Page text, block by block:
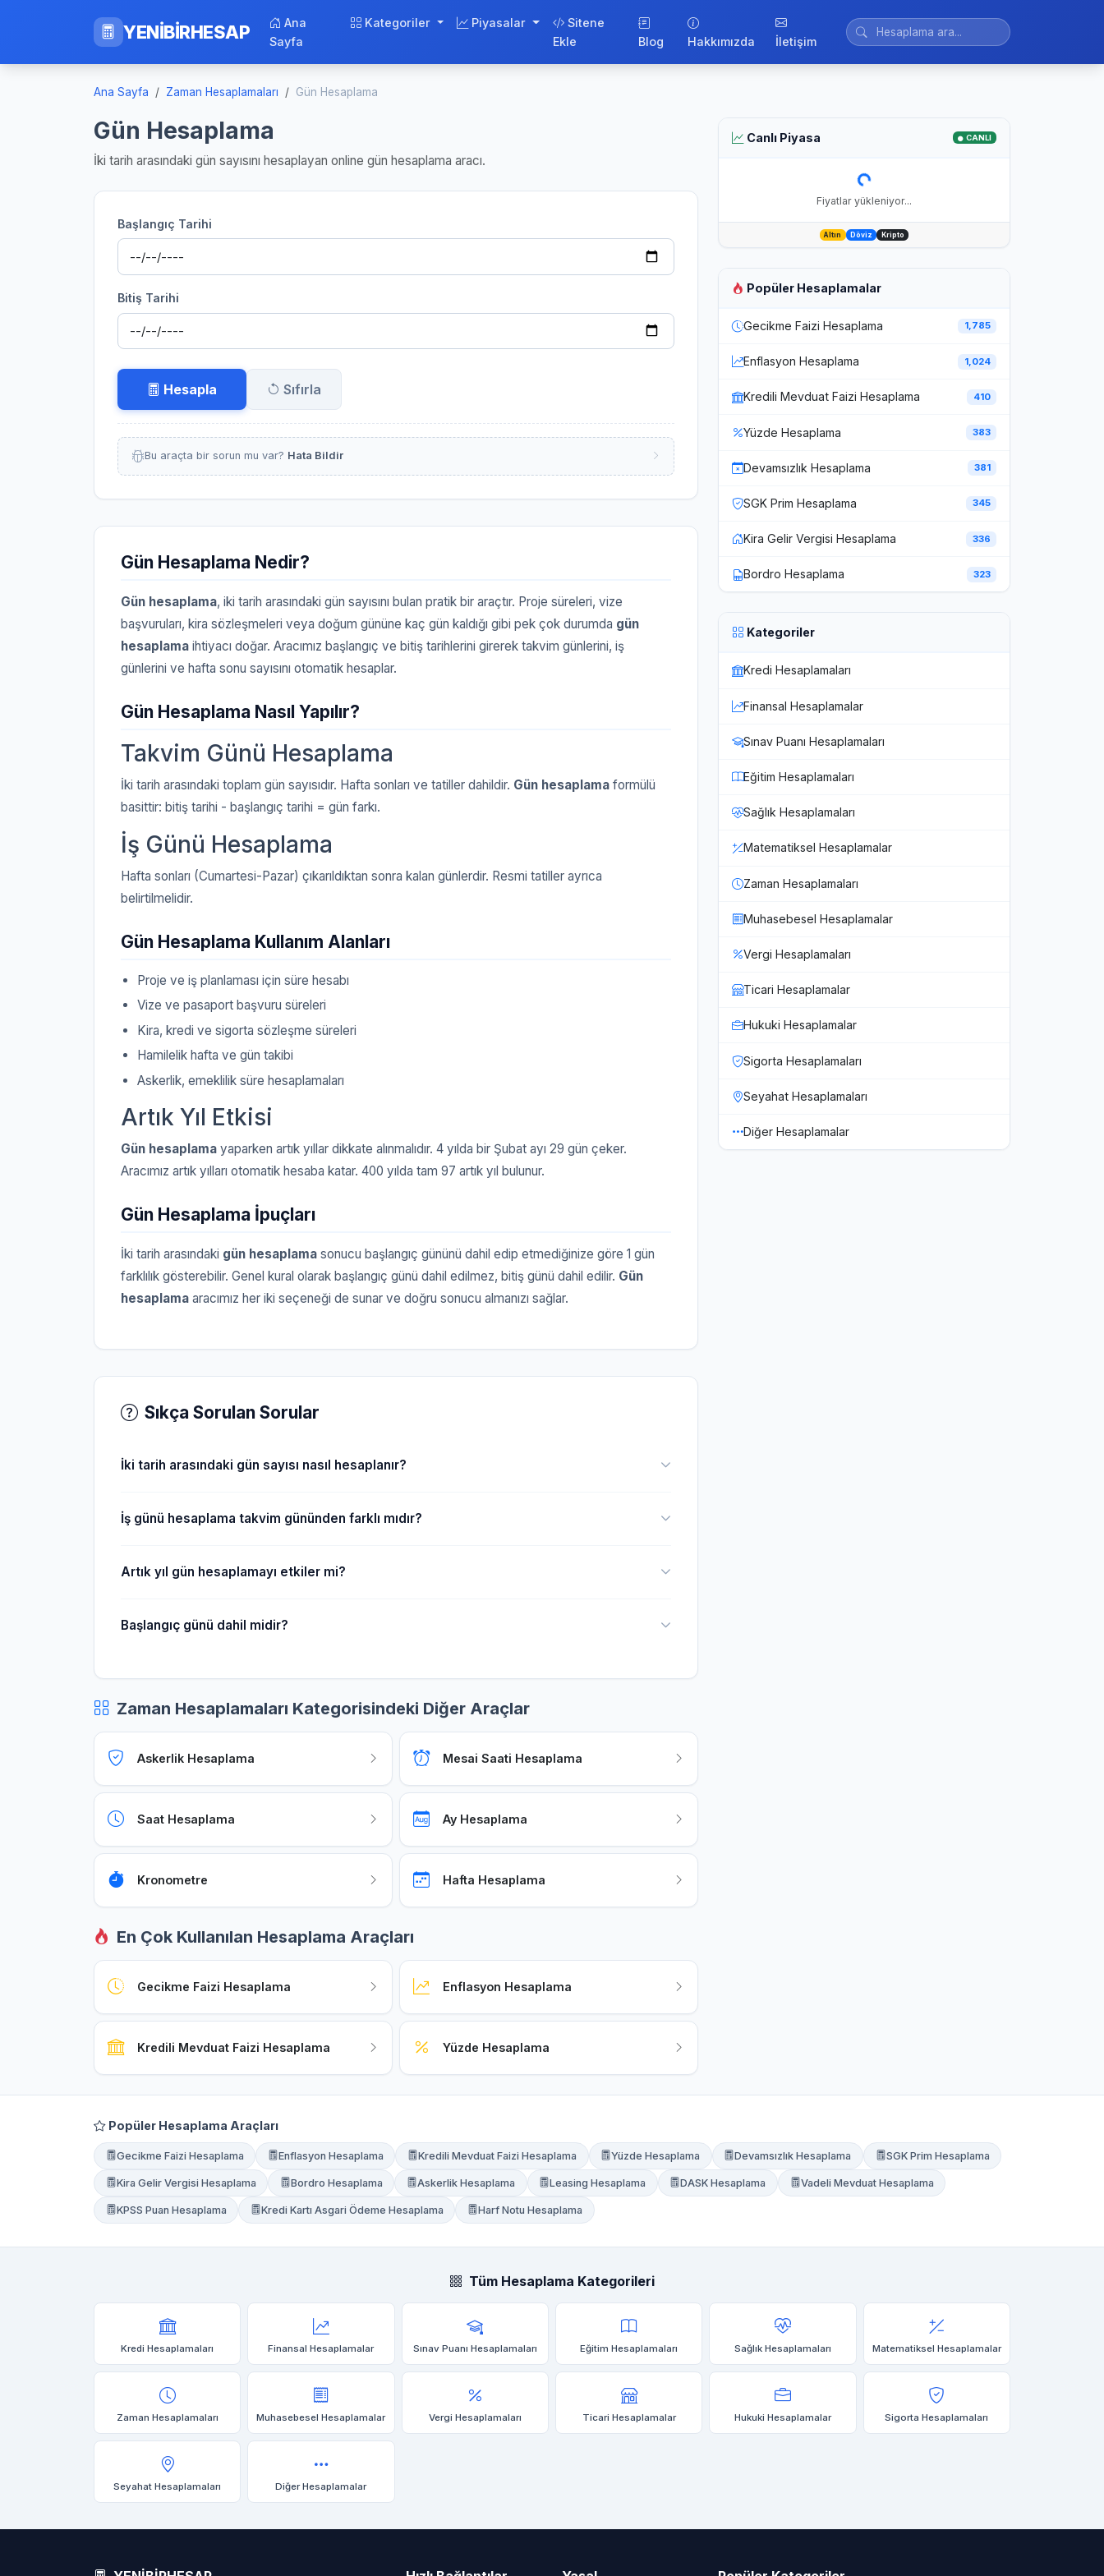
YENİBİRHESAP
Ana
Sayfa
Kategoriler Piyasalar
Sitene
Ekle
Blog Hakkımızda İletişim
Ana Sayfa Zaman Hesaplamaları Gün Hesaplama
Gün Hesaplama
İki tarih arasındaki gün sayısını hesaplayan online gün hesaplama aracı.
Başlangıç Tarihi
Bitiş Tarihi
Hesapla Sıfırla
Bu araçta bir sorun mu var? Hata Bildir
Gün Hesaplama Nedir?
Gün hesaplama, iki tarih arasındaki gün sayısını bulan pratik bir araçtır. Proje süreleri, vize
başvuruları, kira sözleşmeleri veya doğum gününe kaç gün kaldığı gibi pek çok durumda gün
hesaplama ihtiyacı doğar. Aracımız başlangıç ve bitiş tarihlerini girerek takvim günlerini, iş
günlerini ve hafta sonu sayısını otomatik hesaplar.
Gün Hesaplama Nasıl Yapılır?
Takvim Günü Hesaplama
İki tarih arasındaki toplam gün sayısıdır. Hafta sonları ve tatiller dahildir. Gün hesaplama formülü
basittir: bitiş tarihi - başlangıç tarihi = gün farkı.
İş Günü Hesaplama
Hafta sonları (Cumartesi-Pazar) çıkarıldıktan sonra kalan günlerdir. Resmi tatiller ayrıca
belirtilmelidir.
Gün Hesaplama Kullanım Alanları
Proje ve iş planlaması için süre hesabı
Vize ve pasaport başvuru süreleri
Kira, kredi ve sigorta sözleşme süreleri
Hamilelik hafta ve gün takibi
Askerlik, emeklilik süre hesaplamaları
Artık Yıl Etkisi
Gün hesaplama yaparken artık yıllar dikkate alınmalıdır. 4 yılda bir Şubat ayı 29 gün çeker.
Aracımız artık yılları otomatik hesaba katar. 400 yılda tam 97 artık yıl bulunur.
Gün Hesaplama İpuçları
İki tarih arasındaki gün hesaplama sonucu başlangıç gününü dahil edip etmediğinize göre 1 gün
farklılık gösterebilir. Genel kural olarak başlangıç günü dahil edilmez, bitiş günü dahil edilir. Gün
hesaplama aracımız her iki seçeneği de sunar ve doğru sonucu almanızı sağlar.
Sıkça Sorulan Sorular
İki tarih arasındaki gün sayısı nasıl hesaplanır?
İş günü hesaplama takvim gününden farklı mıdır?
Artık yıl gün hesaplamayı etkiler mi?
Başlangıç günü dahil midir?
Zaman Hesaplamaları Kategorisindeki Diğer Araçlar
Askerlik Hesaplama Mesai Saati Hesaplama
Saat Hesaplama Ay Hesaplama
Kronometre Hafta Hesaplama
En Çok Kullanılan Hesaplama Araçları
Gecikme Faizi Hesaplama Enflasyon Hesaplama
Kredili Mevduat Faizi Hesaplama Yüzde Hesaplama
Canlı Piyasa CANLI
Fiyatlar yükleniyor...
Altın Döviz Kripto
Popüler Hesaplamalar
Gecikme Faizi Hesaplama 1,785
Enflasyon Hesaplama 1,024
Kredili Mevduat Faizi Hesaplama 410
Yüzde Hesaplama 383
Devamsızlık Hesaplama 381
SGK Prim Hesaplama 345
Kira Gelir Vergisi Hesaplama 336
Bordro Hesaplama 323
Kategoriler
Kredi Hesaplamaları
Finansal Hesaplamalar
Sınav Puanı Hesaplamaları
Eğitim Hesaplamaları
Sağlık Hesaplamaları
Matematiksel Hesaplamalar
Zaman Hesaplamaları
Muhasebesel Hesaplamalar
Vergi Hesaplamaları
Ticari Hesaplamalar
Hukuki Hesaplamalar
Sigorta Hesaplamaları
Seyahat Hesaplamaları
Diğer Hesaplamalar
Popüler Hesaplama Araçları
Gecikme Faizi Hesaplama Enflasyon Hesaplama Kredili Mevduat Faizi Hesaplama Yüzde Hesaplama Devamsızlık Hesaplama SGK Prim Hesaplama
Kira Gelir Vergisi Hesaplama Bordro Hesaplama Askerlik Hesaplama Leasing Hesaplama DASK Hesaplama Vadeli Mevduat Hesaplama
KPSS Puan Hesaplama Kredi Kartı Asgari Ödeme Hesaplama Harf Notu Hesaplama
Tüm Hesaplama Kategorileri
Kredi Hesaplamaları Finansal Hesaplamalar Sınav Puanı Hesaplamaları Eğitim Hesaplamaları Sağlık Hesaplamaları Matematiksel Hesaplamalar
Zaman Hesaplamaları Muhasebesel Hesaplamalar Vergi Hesaplamaları Ticari Hesaplamalar Hukuki Hesaplamalar Sigorta Hesaplamaları
Seyahat Hesaplamaları Diğer Hesaplamalar